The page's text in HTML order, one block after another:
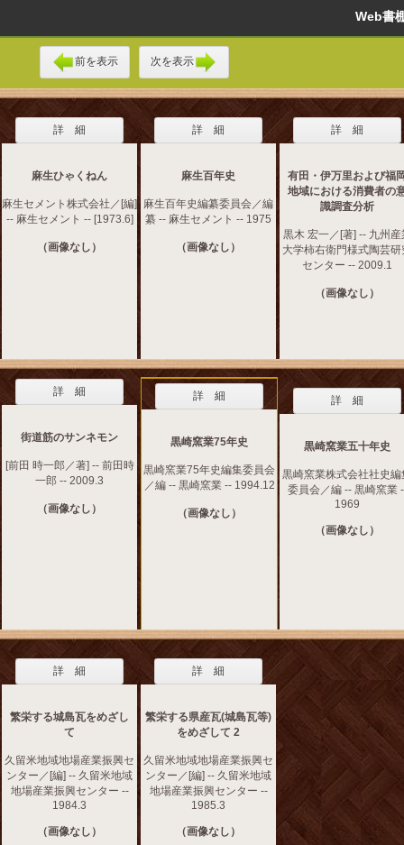
Web
前を表示 次を表示
詳 細
麻生ひゃくねん
麻生セメント株式会社／[編]
-- 麻生セメント -- [1973.6]
（画像なし）
詳 細
麻生百年史
麻生百年史編纂委員会／編
纂 -- 麻生セメント -- 1975
（画像なし）
詳 細
有田・伊万里および福
地域における消費者の
識調査分析
黒木 宏一／[著] -- 九州産
大学柿右衛門様式陶芸研
センター -- 2009.1
（画像なし）
詳 細
街道筋のサンネモン
[前田 時一郎／著] -- 前田時
一郎 -- 2009.3
（画像なし）
詳 細
黒崎窯業75年史
黒崎窯業75年史編集委員会
／編 -- 黒崎窯業 -- 1994.12
（画像なし）
詳 細
黒崎窯業五十年史
黒崎窯業株式会社社史編
委員会／編 -- 黒崎窯業
1969
（画像なし）
詳 細
繁栄する城島瓦をめざし
て
久留米地域地場産業振興セ
ンター／[編] -- 久留米地域
地場産業振興センター --
1984.3
（画像なし）
詳 細
繁栄する県産瓦(城島瓦等)
をめざして 2
久留米地域地場産業振興セ
ンター／[編] -- 久留米地域
地場産業振興センター --
1985.3
（画像なし）